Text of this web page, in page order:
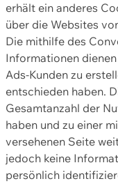
erhält ein anderes
über die Websites
Die mithilfe des
Informationen
Ads-Kunden zu
entschieden haben.
Gesamtanzahl der
haben und zu einer
versehenen Seite
jedoch keine
persönlich